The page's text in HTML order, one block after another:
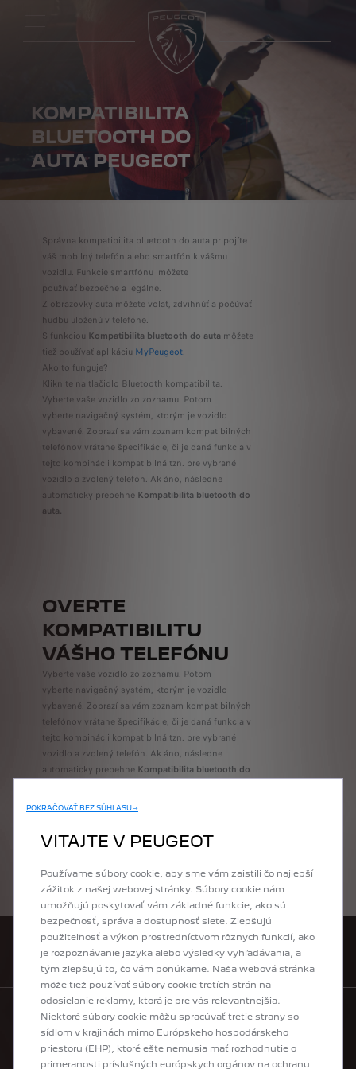
KOMPATIBILITA
BLUETOOTH DO
AUTA PEUGEOT
Správna kompatibilita bluetooth do auta pripojíte
váš mobilný telefón alebo smartfón k vášmu
vozidlu. Funkcie smartfónu môžete
používať bezpečne a legálne.
Z obrazovky auta môžete volať, zdvihnúť a počúvať
hudbu uloženú v telefóne.
S funkciou Kompatibilita bluetooth do autamôžete
tiež používať aplikáciu MyPeugeot.
Ako to funguje?
Kliknite na tlačidlo Bluetooth kompatibilita.
Vyberte vaše vozidlo zo zoznamu. Potom
vyberte navigačný systém, ktorým je vozidlo
vybavené. Zobrazí sa vám zoznam kompatibilných
telefónov vrátane špecifikácie, či je daná funkcia v
tejto kombinácii kompatibilná tzn. pre vybrané
vozidlo a zvolený telefón. Ak áno, následne
automaticky prebehne Kompatibilita bluetooth do
auta.
OVERTE
KOMPATIBILITU
VÁŠHO TELEFÓNU
Vyberte vaše vozidlo zo zoznamu. Potom
vyberte navigačný systém, ktorým je vozidlo
vybavené. Zobrazí sa vám zoznam kompatibilných
telefónov vrátane špecifikácie, či je daná funkcia v
tejto kombinácii kompatibilná tzn. pre vybrané
vozidlo a zvolený telefón. Ak áno, následne
automaticky prebehne Kompatibilita bluetooth do
VYHĽADAŤ PREDAJCU
KONTAKTUJTE NÁS
POKRAČOVAŤ BEZ SÚHLASU →
VITAJTE V PEUGEOT
Používame súbory cookie, aby sme vám zaistili čo najlepší
zážitok z našej webovej stránky. Súbory cookie nám
umožňujú poskytovať vám základné funkcie, ako sú
bezpečnosť, správa a dostupnosť siete. Zlepšujú
použiteľnosť a výkon prostredníctvom rôznych funkcií, ako
je rozpoznávanie jazyka alebo výsledky vyhľadávania, a
tým zlepšujú to, čo vám ponúkame. Naša webová stránka
môže tiež používať súbory cookie tretích strán na
odosielanie reklamy, ktorá je pre vás relevantnejšia.
Niektoré súbory cookie môžu spracúvať tretie strany so
sídlom v krajinách mimo Európskeho hospodárskeho
priestoru (EHP), ktoré ešte nemusia mať rozhodnutie o
primeranosti príslušných európskych orgánov na ochranu